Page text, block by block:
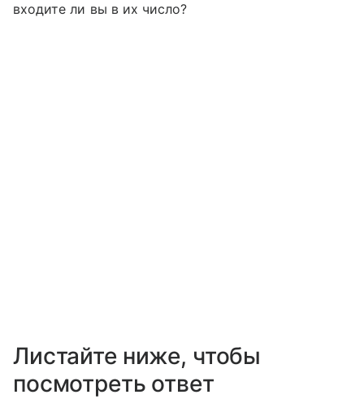
входите ли вы в их число?
Листайте ниже, чтобы
посмотреть ответ